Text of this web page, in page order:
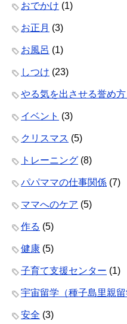
おでかけ (1)
お正月 (3)
お風呂 (1)
しつけ (23)
やる気を出させる誉め方
イベント (3)
クリスマス (5)
トレーニング (8)
パパママの仕事関係 (7)
ママへのケア (5)
作る (5)
健康 (5)
子育て支援センター (1)
宇宙留学（種子島里親留
安全 (3)